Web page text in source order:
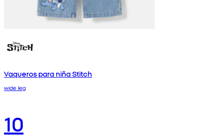
Vaqueros para niña Stitch
wide leg
10